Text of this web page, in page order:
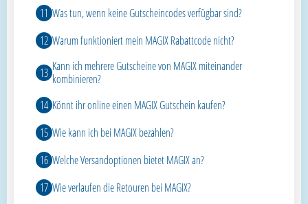
Was tun, wenn keine Gutscheincodes verfügbar sind?
Warum funktioniert mein MAGIX Rabattcode nicht?
Kann ich mehrere Gutscheine von MAGIX miteinander
kombinieren?
Könnt ihr online einen MAGIX Gutschein kaufen?
Wie kann ich bei MAGIX bezahlen?
Welche Versandoptionen bietet MAGIX an?
Wie verlaufen die Retouren bei MAGIX?